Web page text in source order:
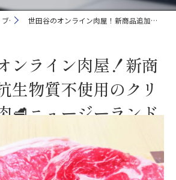
ブログ 世田谷のオンライン肉屋！新商品追加！抗生物質不使用のクリーンな牛肉🥩ニュージーランド産シリーズ！
ンライン肉屋！新商
生物質不使用のクリ
🥩ニュージーランド
！